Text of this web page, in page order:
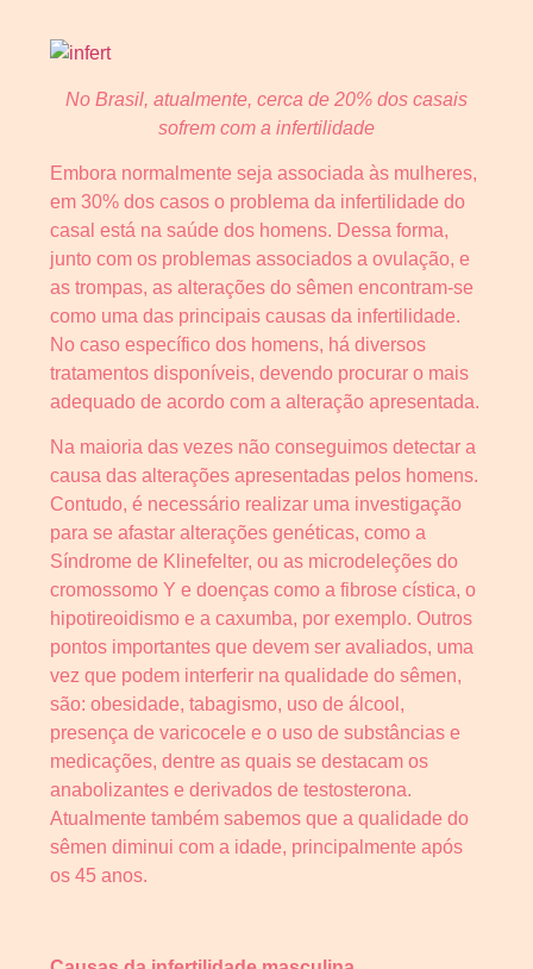
No Brasil, atualmente, cerca de 20% dos casais
sofrem com a infertilidade
Embora normalmente seja associada às mulheres,
em 30% dos casos o problema da infertilidade do
casal está na saúde dos homens. Dessa forma,
junto com os problemas associados a ovulação, e
as trompas, as alterações do sêmen encontram-se
como uma das principais causas da infertilidade.
No caso específico dos homens, há diversos
tratamentos disponíveis, devendo procurar o mais
adequado de acordo com a alteração apresentada.
Na maioria das vezes não conseguimos detectar a
causa das alterações apresentadas pelos homens.
Contudo, é necessário realizar uma investigação
para se afastar alterações genéticas, como a
Síndrome de Klinefelter, ou as microdeleções do
cromossomo Y e doenças como a fibrose cística, o
hipotireoidismo e a caxumba, por exemplo. Outros
pontos importantes que devem ser avaliados, uma
vez que podem interferir na qualidade do sêmen,
são: obesidade, tabagismo, uso de álcool,
presença de varicocele e o uso de substâncias e
medicações, dentre as quais se destacam os
anabolizantes e derivados de testosterona.
Atualmente também sabemos que a qualidade do
sêmen diminui com a idade, principalmente após
os 45 anos.